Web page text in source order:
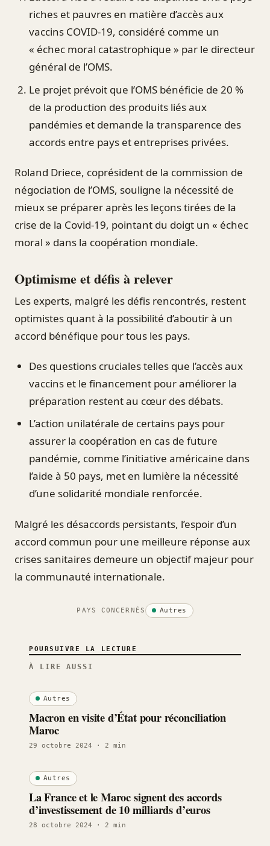
riches et pauvres en matière d’accès aux
vaccins COVID-19, considéré comme un
« échec moral catastrophique » par le directeur
général de l’OMS.
Le projet prévoit que l’OMS bénéficie de 20 %
de la production des produits liés aux
pandémies et demande la transparence des
accords entre pays et entreprises privées.
Roland Driece, coprésident de la commission de
négociation de l’OMS, souligne la nécessité de
mieux se préparer après les leçons tirées de la
crise de la Covid-19, pointant du doigt un « échec
moral » dans la coopération mondiale.
Optimisme et défis à relever
Les experts, malgré les défis rencontrés, restent
optimistes quant à la possibilité d’aboutir à un
accord bénéfique pour tous les pays.
Des questions cruciales telles que l’accès aux
vaccins et le financement pour améliorer la
préparation restent au cœur des débats.
L’action unilatérale de certains pays pour
assurer la coopération en cas de future
pandémie, comme l’initiative américaine dans
l’aide à 50 pays, met en lumière la nécessité
d’une solidarité mondiale renforcée.
Malgré les désaccords persistants, l’espoir d’un
accord commun pour une meilleure réponse aux
crises sanitaires demeure un objectif majeur pour
la communauté internationale.
PAYS CONCERNÉS Autres
POURSUIVRE LA LECTURE
À LIRE AUSSI
Autres
Macron en visite d’État pour réconciliation
Maroc
29 octobre 2024 · 2 min
Autres
La France et le Maroc signent des accords
d’investissement de 10 milliards d’euros
28 octobre 2024 · 2 min